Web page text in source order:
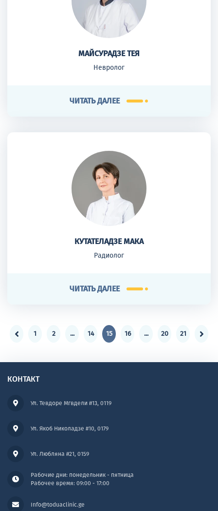
МАЙСУРАДЗЕ ТЕЯ
Невролог
ЧИТАТЬ ДАЛЕЕ
КУТАТЕЛАДЗЕ МАКА
Радиолог
ЧИТАТЬ ДАЛЕЕ
1 2 ... 14 15 16 ... 20 21
КОНТАКТ
Ул. Тевдоре Мгвдели #13, 0119
Рабочие дни: понедельник - пятница
Рабочее время: 09:00 - 17:00
Ул. Якоб Николадзе #10, 0179
Info@toduaclinic.ge
Ул. Любляна #21, 0159